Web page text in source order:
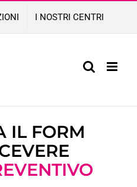
I NOSTRI CENTRI
IL FORM